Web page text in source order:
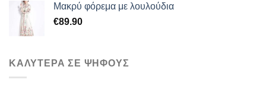
€60.00. είναι:
Μακρύ φόρεμα με λουλούδια
€89.90
ΚΑΛΥΤΕΡΑ ΣΕ ΨΗΦΟΥΣ